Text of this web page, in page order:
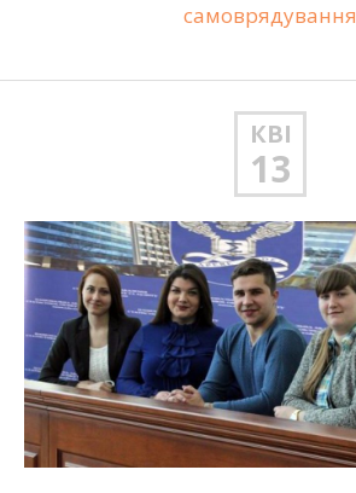
самоврядування
КВІ
13